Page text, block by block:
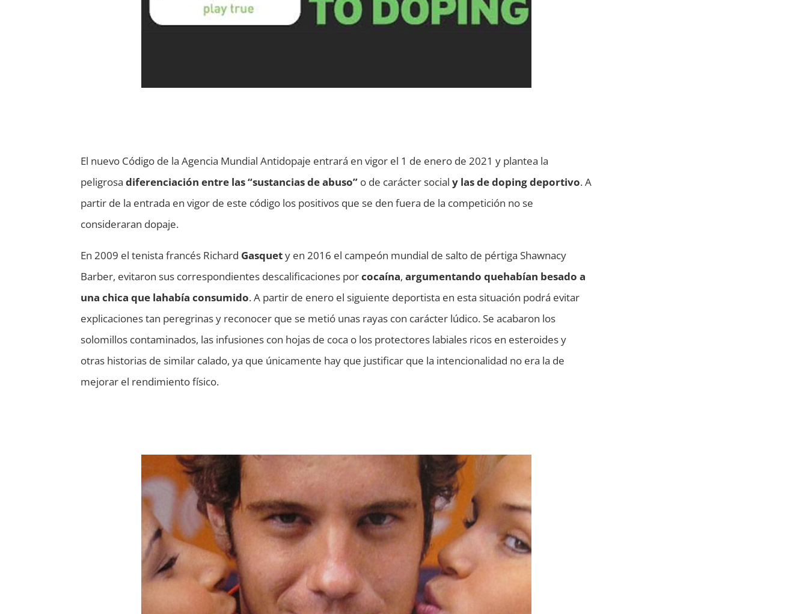
El nuevo Código de la Agencia Mundial Antidopaje entrará en vigor el 1 de enero de 2021 y plantea la
peligrosadiferenciación entre las “sustancias de abuso” o de carácter socialy las de doping deportivo. A
partir de la entrada en vigor de este código los positivos que se den fuera de la competición no se
consideraran dopaje.
En 2009 el tenista francés Richard Gasquety en 2016 el campeón mundial de salto de pértiga Shawnacy
Barber, evitaron sus correspondientes descalificaciones porcocaína,argumentando quehabían besado a
una chica que lahabía consumido. A partir de enero el siguiente deportista en esta situación podrá evitar
explicaciones tan peregrinas y reconocer que se metió unas rayas con carácter lúdico. Se acabaron los
solomillos contaminados, las infusiones con hojas de coca o los protectores labiales ricos en esteroides y
otras historias de similar calado, ya que únicamente hay que justificar que la intencionalidad no era la de
mejorar el rendimiento físico.